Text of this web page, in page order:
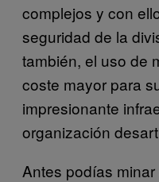
complejos y con
seguridad de la
también, el uso de
coste mayor para
impresionante
organización
Antes podías